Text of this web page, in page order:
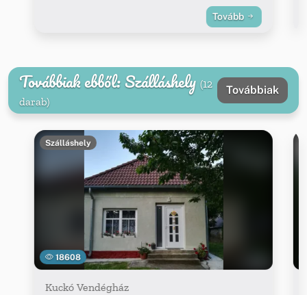
Tovább
Továbbiak ebből: Szálláshely (12
darab)
Továbbiak
18608
Szálláshely
Kuckó Vendégház